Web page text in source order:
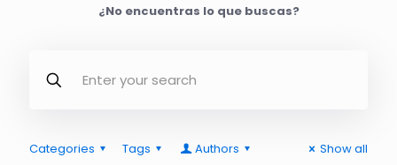
¿No encuentras lo que buscas?
Categories Tags Authors Show all